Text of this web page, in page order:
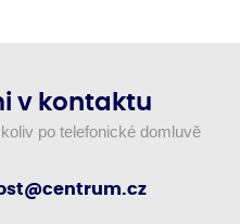
v kontaktu
po telefonické domluvě